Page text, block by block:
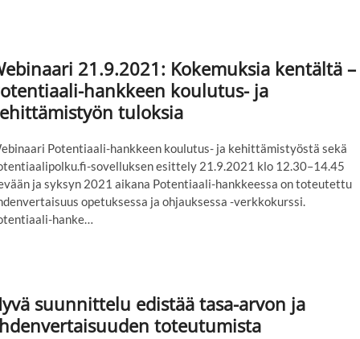
21.9.2021: Kokemuksia kentältä –
hankkeen koulutus- ja
tuloksia
Potentiaali-hankkeen koulutus- ja kehittämistyöstä sekä
sovelluksen esittely 21.9.2021 klo 12.30–14.45
ja syksyn 2021 aikana Potentiaali-hankkeessa on toteutettu
opetuksessa ja ohjauksessa -verkkokurssi.
hanke…
suunnittelu edistää tasa-arvon ja
toteutumista